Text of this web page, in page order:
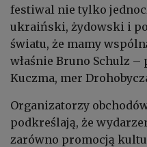
festiwal nie tylko
ukraiński, żydowski i
światu, że mamy
właśnie Bruno Schulz –
Kuczma, mer
Organizatorzy
podkreślają, że
zarówno promocją